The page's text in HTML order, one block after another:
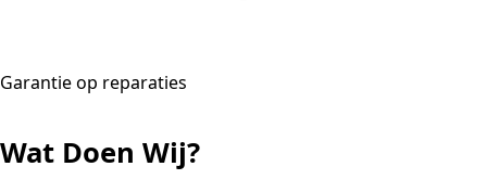
Garantie op reparaties
Wat Doen Wij?